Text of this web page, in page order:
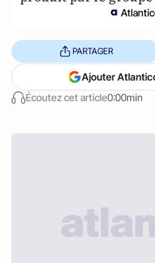
Écoutez cet article0:00min
PARTAGER
Ajouter